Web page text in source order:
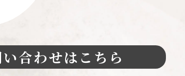
合わせはこちら